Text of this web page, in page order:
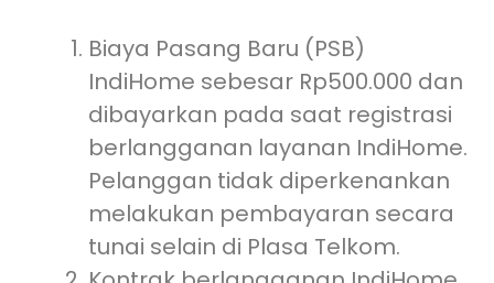
Biaya Pasang Baru (PSB)
IndiHome sebesar Rp500.000 dan
dibayarkan pada saat registrasi
berlangganan layanan IndiHome.
Pelanggan tidak diperkenankan
melakukan pembayaran secara
tunai selain di Plasa Telkom.